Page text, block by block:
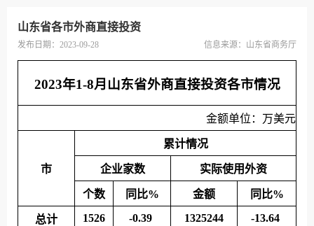
山东省各市外商直接投资
发布日期：2023-09-28 信息来源： 山东省商务厅
2023年1-8月山东省外商直接投资各市情况
金额单位：万美元
市
累计情况
企业家数 实际使用外资
个数 同比% 金额 同比%
总计 1526 -0.39 1325244 -13.64